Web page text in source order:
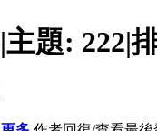
|主題: 222|